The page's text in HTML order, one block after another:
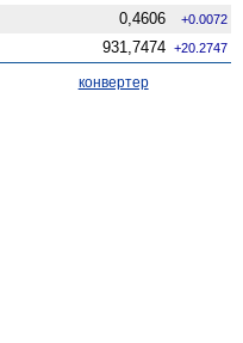
0,4606 +0.0072
931,7474 +20.2747
конвертер